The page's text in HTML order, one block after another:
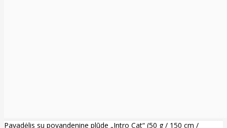
Pavadėlis su povandenine plūde „Intro Cat“ (50 g / 150 cm /